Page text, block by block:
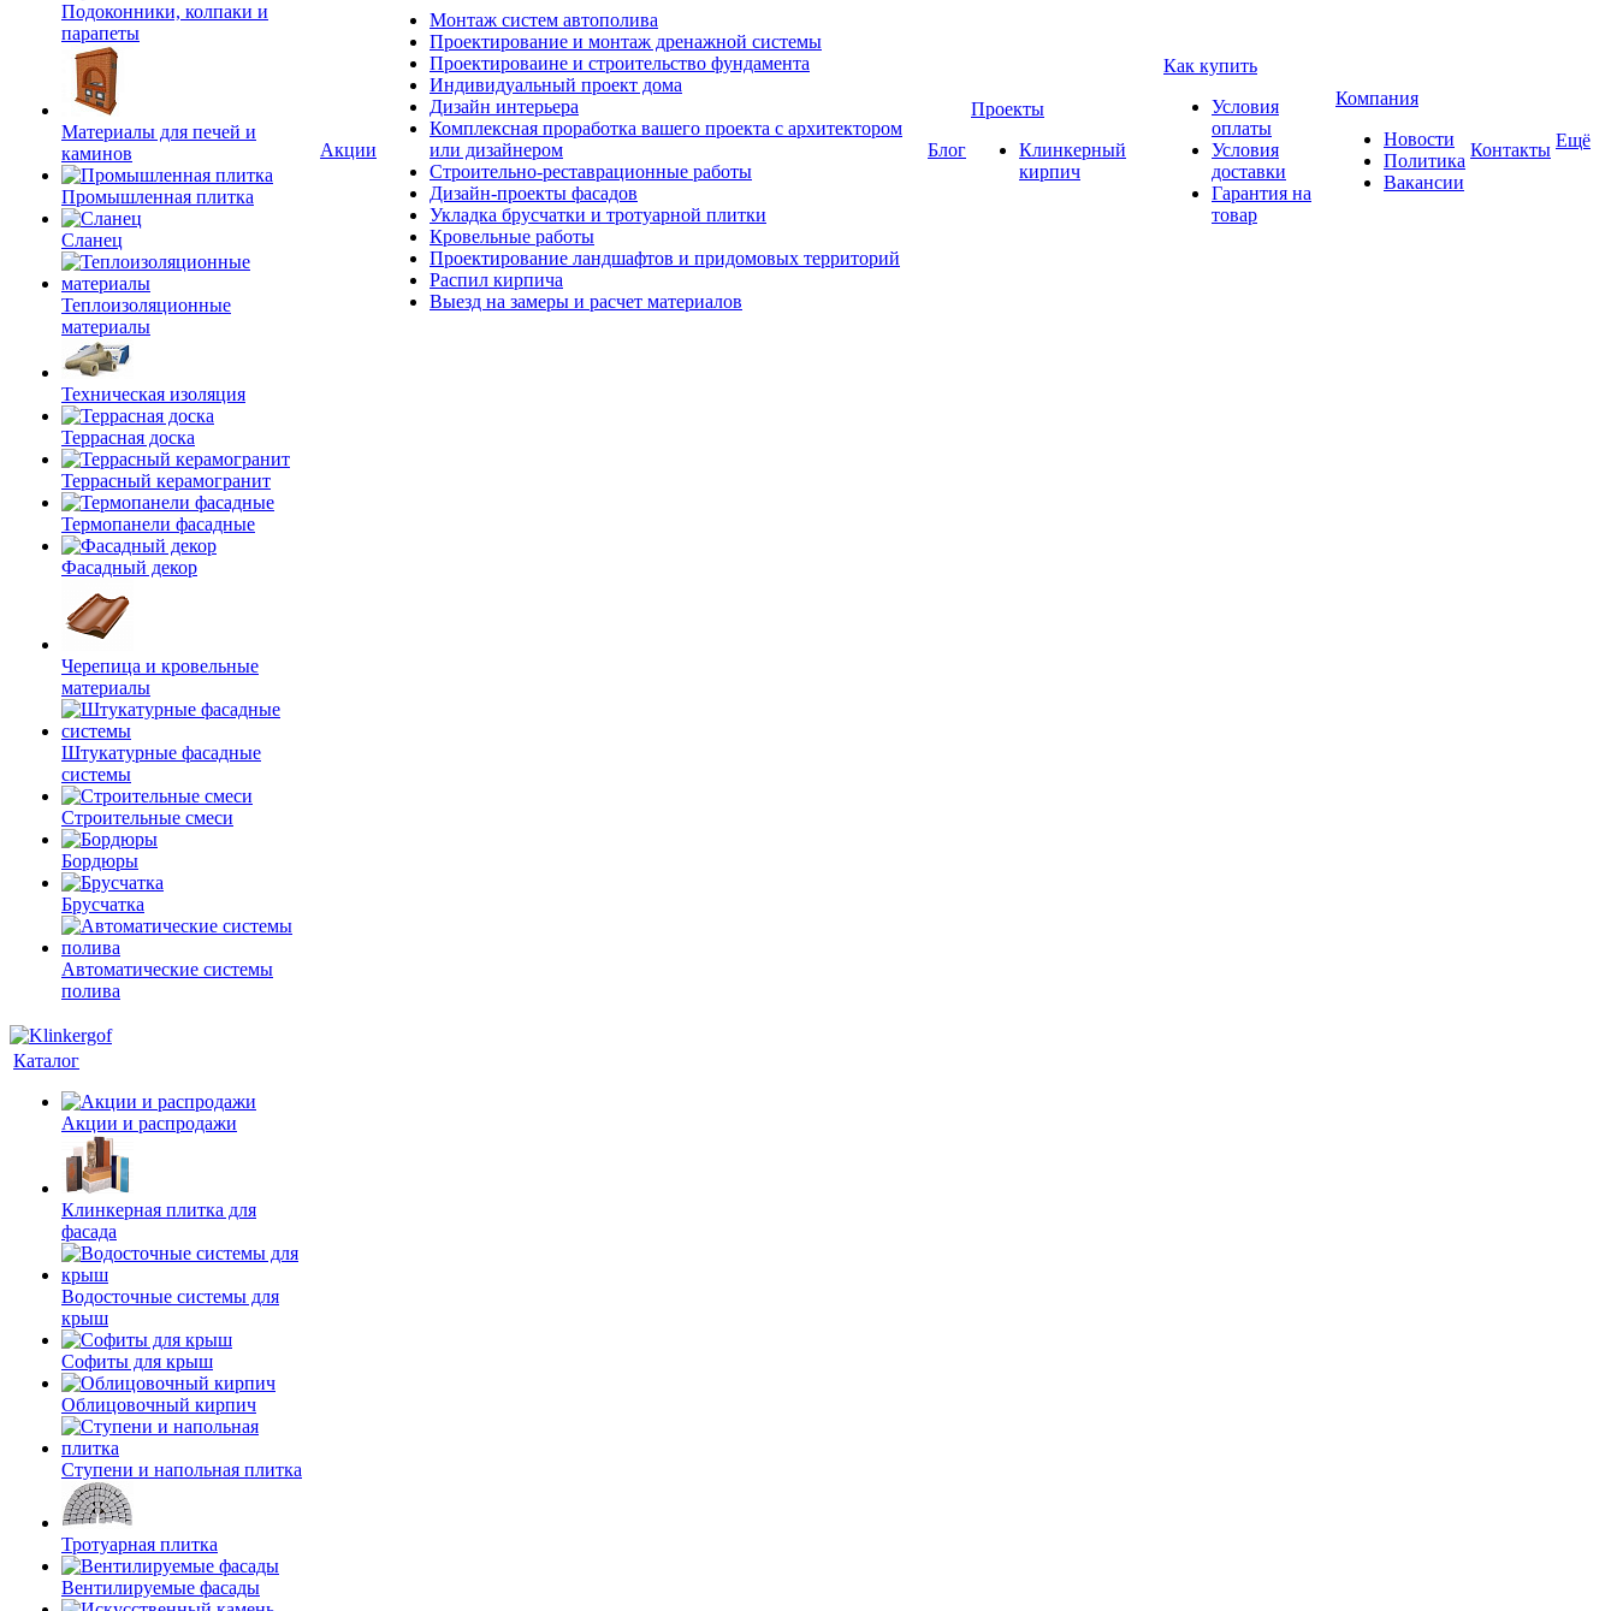
Подоконники, колпаки и
парапеты
Материалы для печей и
каминов
Промышленная плитка
Сланец
Теплоизоляционные
материалы
Техническая изоляция
Террасная доска
Террасный керамогранит
Термопанели фасадные
Фасадный декор
Черепица и кровельные
материалы
Штукатурные фасадные
системы
Строительные смеси
Бордюры
Брусчатка
Автоматические системы
полива
Акции
Монтаж систем автополива
Проектирование и монтаж дренажной системы
Проектироваине и строительство фундамента
Индивидуальный проект дома
Дизайн интерьера
Комплексная проработка вашего проекта с архитектором
или дизайнером
Строительно-реставрационные работы
Дизайн-проекты фасадов
Укладка брусчатки и тротуарной плитки
Кровельные работы
Проектирование ландшафтов и придомовых территорий
Распил кирпича
Выезд на замеры и расчет материалов
Блог
Проекты
Клинкерный
кирпич
Как купить
Условия
оплаты
Условия
доставки
Гарантия на
товар
Компания
Новости
Политика
Вакансии
Контакты Ещё
Каталог
Акции и распродажи
Клинкерная плитка для
фасада
Водосточные системы для
крыш
Софиты для крыш
Облицовочный кирпич
Ступени и напольная плитка
Тротуарная плитка
Вентилируемые фасады